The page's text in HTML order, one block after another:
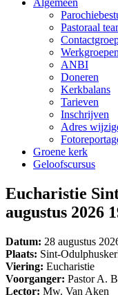
Algemeen
Pastoraal
ANBI
Doneren
Kerkbalans
Tarieven
Inschrijven
Adres
Groene kerk
Geloofscursus
Eucharistie
augustus 2026
Datum: 28 augustus
Plaats: Sint-
Viering: Eucharistie
Voorganger: Pastor A.
Lector: Mw. Van Aken